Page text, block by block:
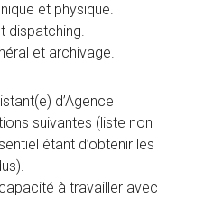
et physique.
dispatching.
et archivage.
d’Agence
suivantes (liste non
étant d’obtenir les
à travailler avec